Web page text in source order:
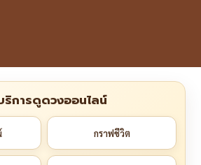
ริการดูดวงออนไลน์
กราฟชีวิต